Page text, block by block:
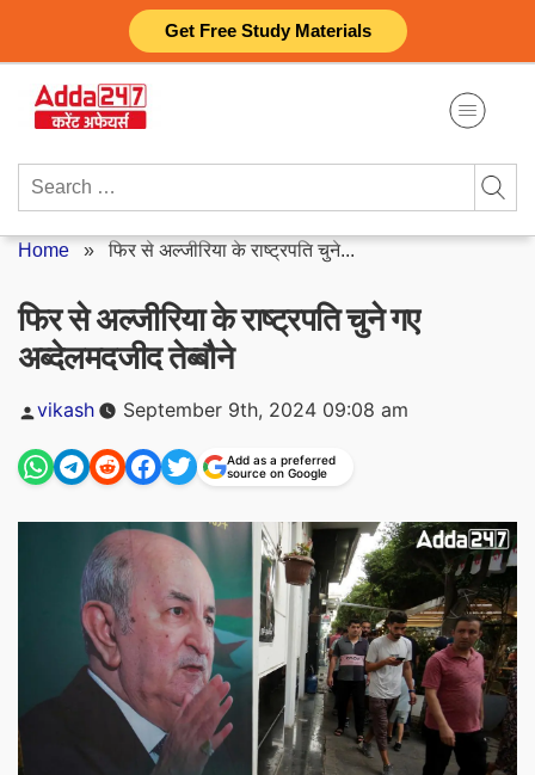
Get Free Study Materials
content
Search
Home »फिर से अल्जीरिया के राष्ट्रपति चुने...
फिर से अल्जीरिया के राष्ट्रपति चुने गए
अब्देलमदजीद तेब्बौने
Posted
vikash September 9th, 2024 09:08 am
Add as a preferred
source on Google